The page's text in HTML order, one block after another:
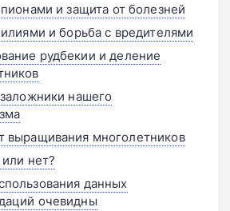
и защита от болезней
и борьба с вредителями
рудбекии и деление
нашего
выращивания многолетников
нет?
данных
очевидны